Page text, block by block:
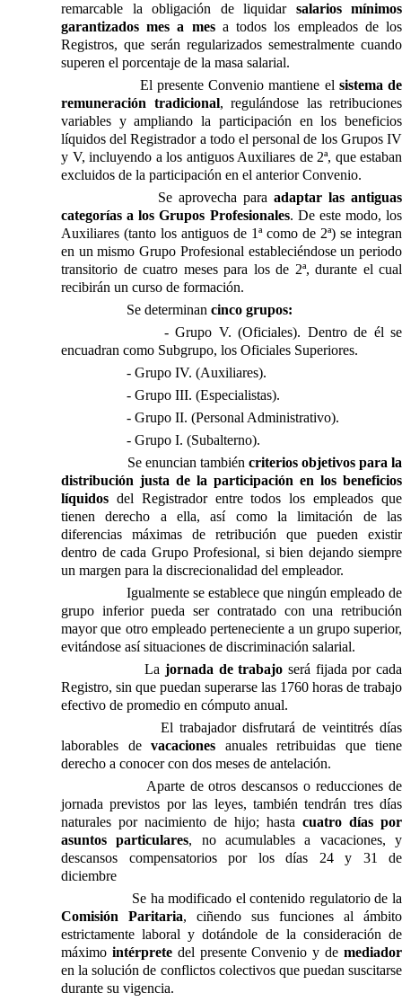
remarcable la obligación de liquidar salarios mínimos
garantizados mes a mesa todos los empleados de los
Registros, que serán regularizados semestralmente cuando
superen el porcentaje de la masa salarial.
El presente Convenio mantiene el sistema de
remuneración tradicional, regulándose las retribuciones
variables y ampliando la participación en los beneficios
líquidos del Registrador a todo el personal de los Grupos IV
y V, incluyendo a los antiguos Auxiliares de 2ª, que estaban
excluidos de la participación en el anterior Convenio.
Se aprovecha paraadaptar las antiguas
categorías a los Grupos Profesionales. De este modo, los
Auxiliares (tanto los antiguos de 1ª como de 2ª) se integran
en un mismo Grupo Profesional estableciéndose un periodo
transitorio de cuatro meses para los de 2ª, durante el cual
recibirán un curso de formación.
Se determinan cinco grupos:
- Grupo V. (Oficiales). Dentro de él se
encuadran como Subgrupo, los Oficiales Superiores.
- Grupo IV. (Auxiliares).
- Grupo III. (Especialistas).
- Grupo II. (Personal Administrativo).
- Grupo I. (Subalterno).
Se enuncian también criterios objetivos para la
distribución justa de la participación en los beneficios
líquidos del Registrador entre todos los empleados que
tienen derecho a ella, así como la limitación de las
diferencias máximas de retribución que pueden existir
dentro de cada Grupo Profesional, si bien dejando siempre
un margen para la discrecionalidad del empleador.
Igualmente se establece que ningún empleado de
grupo inferior pueda ser contratado con una retribución
mayor que otro empleado perteneciente a un grupo superior,
evitándose así situaciones de discriminación salarial.
La jornada de trabajo será fijada por cada
Registro, sin que puedan superarse las 1760 horas de trabajo
efectivo de promedio en cómputo anual.
El trabajador disfrutará de veintitrés días
laborables de vacaciones anuales retribuidas que tiene
derecho a conocer con dos meses de antelación.
Aparte de otros descansos o reducciones de
jornada previstos por las leyes, también tendrán tres días
naturales por nacimiento de hijo; hasta cuatro días por
asuntos particulares, no acumulables a vacaciones, y
descansos compensatorios por los días 24 y 31 de
diciembre
Se ha modificado el contenido regulatorio dela
Comisión Paritaria, ciñendo sus funciones al ámbito
estrictamente laboral y dotándole de la consideración de
máximo intérpretedel presente Convenio y demediador
en la solución de conflictos colectivos que puedan suscitarse
durante su vigencia.